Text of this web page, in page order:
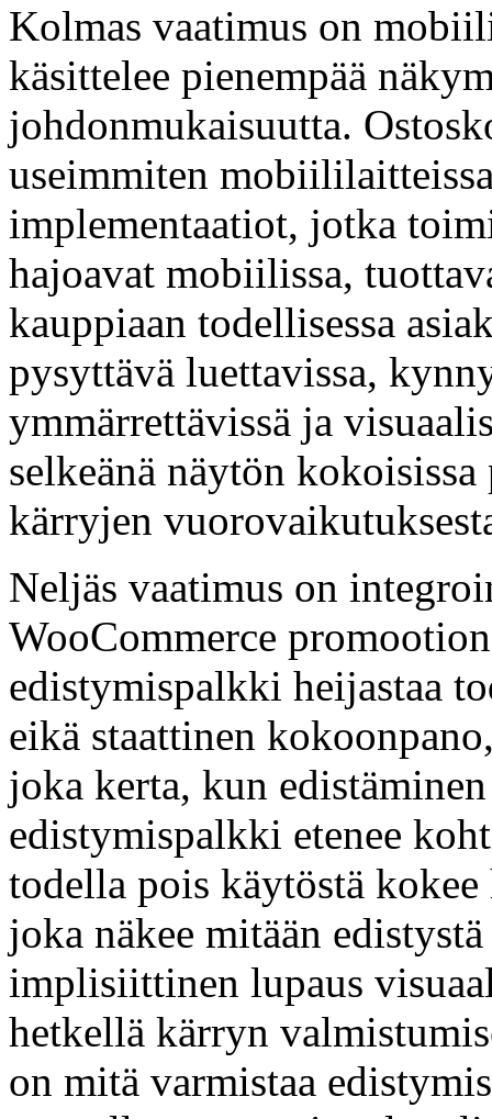
Kolmas vaatimus on
käsittelee pienempää
johdonmukaisuutta.
useimmiten
implementaatiot, jotka
hajoavat mobiilissa,
kauppiaan todellisessa
pysyttävä luettavissa,
ymmärrettävissä ja
selkeänä näytön
kärryjen
Neljäs vaatimus on
WooCommerce
edistymispalkki heijastaa
eikä staattinen
joka kerta, kun
edistymispalkki etenee
todella pois käytöstä
joka näkee mitään
implisiittinen lupaus
hetkellä kärryn
on mitä varmistaa